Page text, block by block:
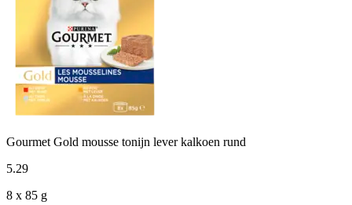
Gourmet Gold mousse tonijn lever kalkoen rund
5.29
8 x 85 g